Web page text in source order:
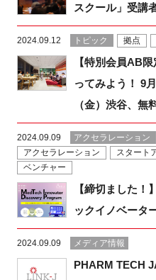
スクール」受講
2024.09.12 トピック 拠点
【特別会員AB
ってみよう！ 9
（金）渋谷、無
2024.09.09 アクセラレーション
アクセラレーション
スタート
ベンチャー
【締切ました
ックイノベータ
2024.09.09 メディア情報
PHARM TECH